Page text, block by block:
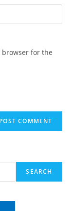
browser for the
SEARCH